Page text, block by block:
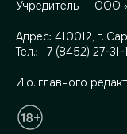
Учредитель — ООО
Адрес: 410012, г.
Тел.: +7 (8452) 27-31-
И.о. главного